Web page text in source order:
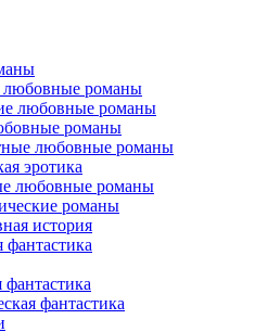
любовные романы
любовные романы
романы
любовные романы
эротика
любовные романы
романы
история
фантастика
фантастика
фантастика